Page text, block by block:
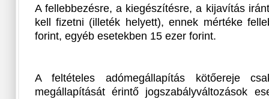
A fellebbezésre, a kiegészítésre, a kijavítás
kell fizetni (illeték helyett), ennek mértéke
forint, egyéb esetekben 15 ezer forint.
A feltételes adómegállapítás kötőereje
megállapítását érintő jogszabályváltozások